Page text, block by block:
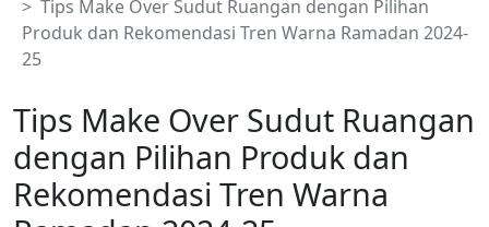
Tips Make Over Sudut Ruangan dengan Pilihan
Produk dan Rekomendasi Tren Warna Ramadan 2024-
25
Tips Make Over Sudut Ruangan
dengan Pilihan Produk dan
Rekomendasi Tren Warna